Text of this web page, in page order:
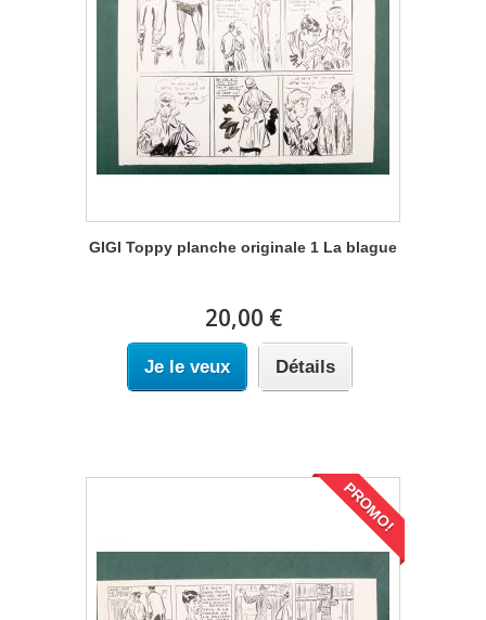
GIGI Toppy planche originale 1 La blague
20,00 €
Je le veux Détails
PROMO!